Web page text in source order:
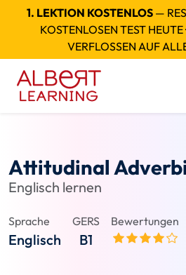
1. LEKTION KOSTENLOS—
KOSTENLOSEN TEST HEUTE
VERFLOSSEN AUF
Attitudinal
Englisch lernen
Sprache
Englisch
GERS
B1
Bewertungen